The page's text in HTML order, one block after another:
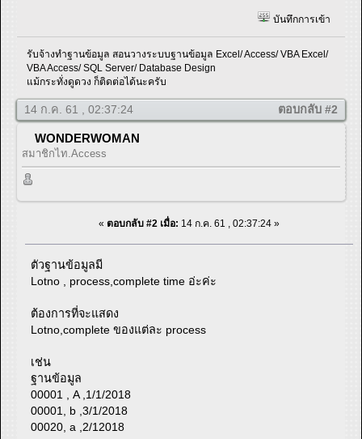
บันทึกการเข้า
รับจ้างทำฐานข้อมูล สอนวางระบบฐานข้อมูล Excel/ Access/ VBA Excel/
VBA Access/ SQL Server/ Database Design
แม้กระทั่งดูดวง ก็ติดต่อได้นะครับ
14 ก.ค. 61 , 02:37:24 ตอบกลับ #2
WONDERWOMAN
สมาชิกไท.Access
« ตอบกลับ #2 เมื่อ: 14 ก.ค. 61 , 02:37:24 »
ตัวฐานข้อมูลมี
Lotno , process,complete time อ่ะค่ะ
ต้องการที่จะแสดง
Lotno,complete ของแต่ละ process
เช่น
ฐานข้อมูล
00001 , A ,1/1/2018
00001, b ,3/1/2018
00020, a ,2/12018